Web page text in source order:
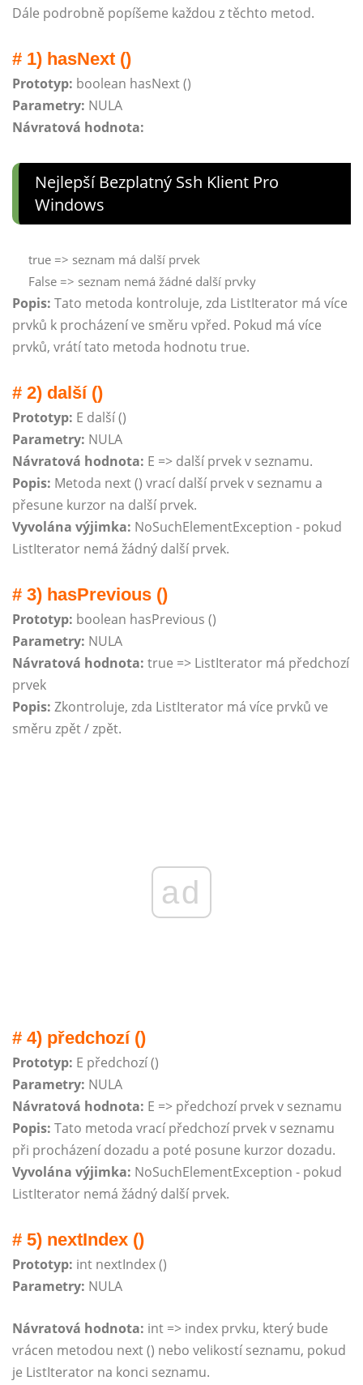
Dále podrobně popíšeme každou z těchto metod.
# 1) hasNext ()
Prototyp: boolean hasNext ()
Parametry: NULA
Návratová hodnota:
Nejlepší Bezplatný Ssh Klient Pro
Windows
true => seznam má další prvek
False => seznam nemá žádné další prvky
Popis: Tato metoda kontroluje, zda ListIterator má více
prvků k procházení ve směru vpřed. Pokud má více
prvků, vrátí tato metoda hodnotu true.
# 2) další ()
Prototyp: E další ()
Parametry: NULA
Návratová hodnota: E => další prvek v seznamu.
Popis: Metoda next () vrací další prvek v seznamu a
přesune kurzor na další prvek.
Vyvolána výjimka: NoSuchElementException - pokud
ListIterator nemá žádný další prvek.
# 3) hasPrevious ()
Prototyp: boolean hasPrevious ()
Parametry: NULA
Návratová hodnota: true => ListIterator má předchozí
prvek
Popis: Zkontroluje, zda ListIterator má více prvků ve
směru zpět / zpět.
ad
# 4) předchozí ()
Prototyp: E předchozí ()
Parametry: NULA
Návratová hodnota: E => předchozí prvek v seznamu
Popis: Tato metoda vrací předchozí prvek v seznamu
při procházení dozadu a poté posune kurzor dozadu.
Vyvolána výjimka: NoSuchElementException - pokud
ListIterator nemá žádný další prvek.
# 5) nextIndex ()
Prototyp: int nextIndex ()
Parametry: NULA
Návratová hodnota: int => index prvku, který bude
vrácen metodou next () nebo velikostí seznamu, pokud
je ListIterator na konci seznamu.